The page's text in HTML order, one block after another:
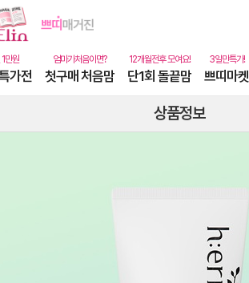
가전 첫구매 처음맘 단1회 돌끝맘 쁘띠마켓
상품정보